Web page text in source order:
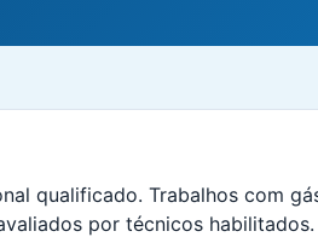
qualificado. Trabalhos com
por técnicos habilitados.